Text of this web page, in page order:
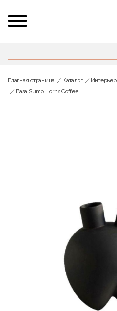
Главная страница Каталог Интерьер
Ваза Sumo Horns Coffee